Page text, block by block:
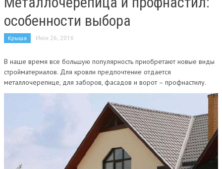
особенности выбора
Крыша Июн 26, 2016
В наше время все большую популярность приобретают новые виды
стройматериалов. Для кровли предпочтение отдается
металлочерепице, для заборов, фасадов и ворот – профнастилу.